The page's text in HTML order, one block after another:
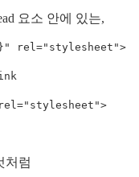
요소 안에 있는,
rel="stylesheet">
처럼